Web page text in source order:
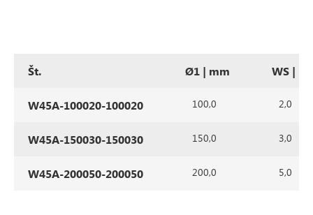
Št. Ø1 | mm WS |
W45A-100020-100020 100,0 2,0
W45A-150030-150030 150,0 3,0
W45A-200050-200050 200,0 5,0